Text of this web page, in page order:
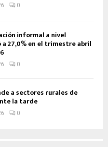
0
informal a nivel
a 27,0% en el trimestre abril
0
a sectores rurales de
la tarde
0